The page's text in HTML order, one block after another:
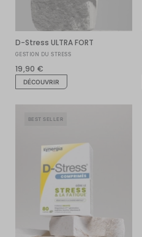
D-Stress ULTRA FORT
GESTION DU STRESS
19,90 €
DÉCOUVRIR
BEST SELLER